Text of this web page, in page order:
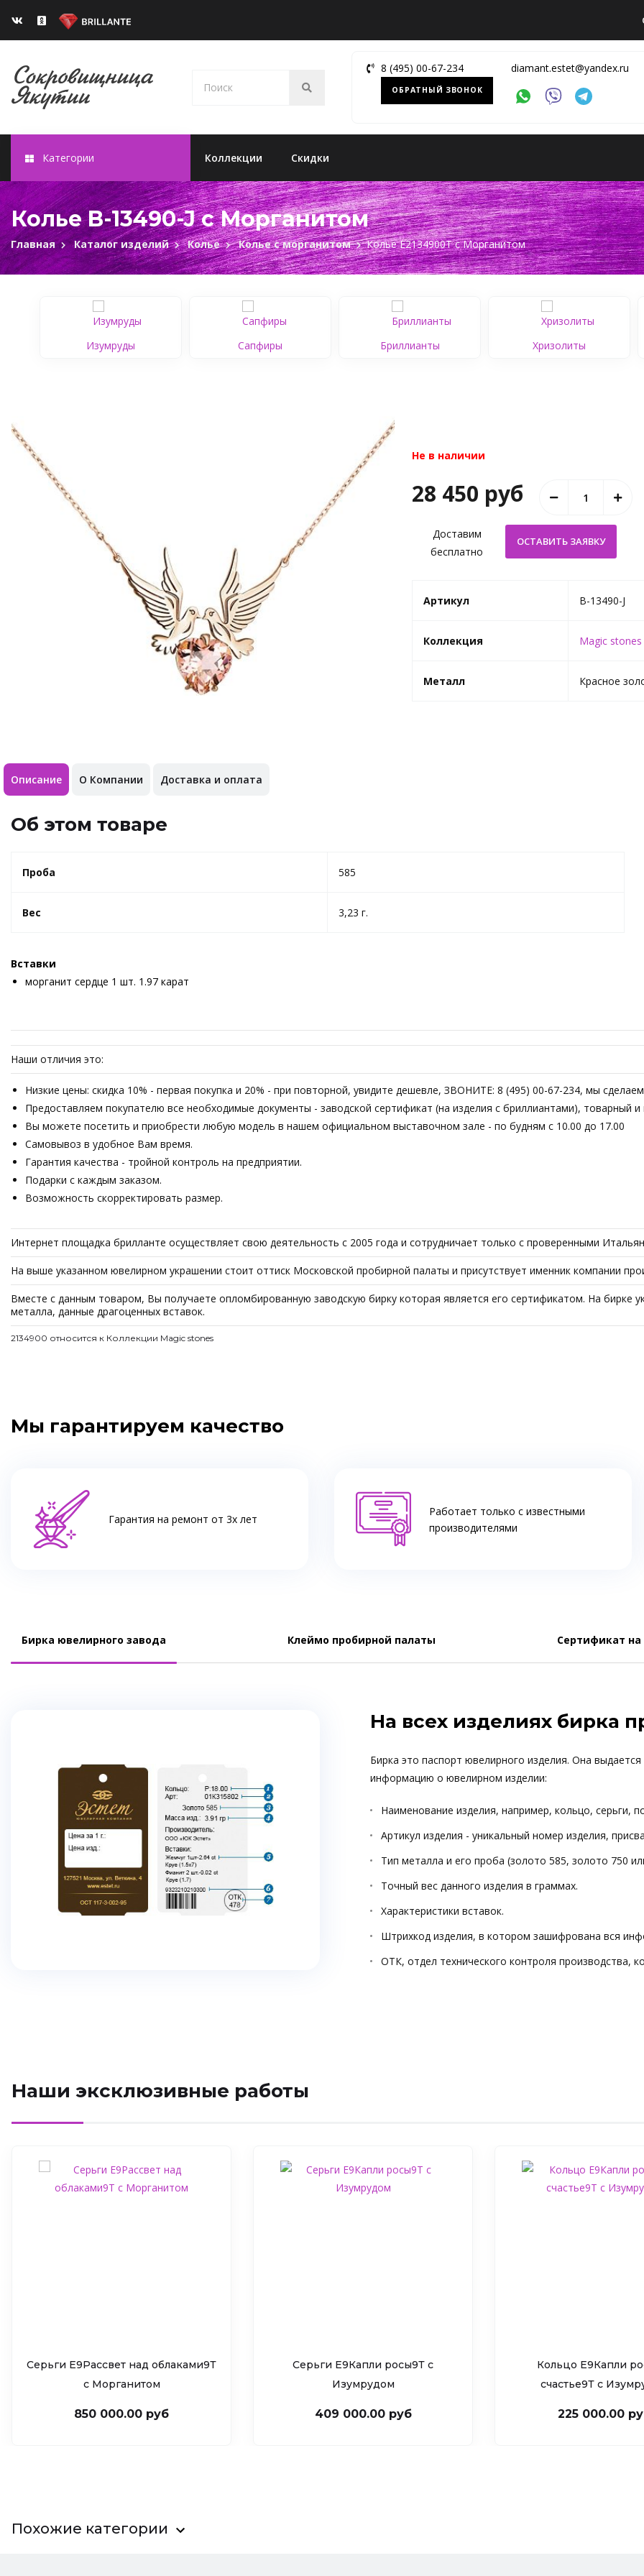
8 (495) 00-67-234
ОБРАТНЫЙ ЗВОНОК
diamant.estet@yandex.ru
Категории Коллекции Скидки
Колье B-13490-J c Морганитом
Главная Каталог изделий Колье Колье с морганитом Колье Е2134900Т c Морганитом
Изумруды Сапфиры Бриллианты Хризолиты
Не в наличии
28 450 руб
Доставим
бесплатно
Артикул B-13490-J
Коллекция Magic stones
Металл Красное
Описание О Компании Доставка и оплата
Об этом товаре
Проба 585
Вес 3,23 г.
Вставки
морганит сердце 1 шт. 1.97 карат
Наши отличия это:
Низкие цены: скидка 10% - первая покупка и 20% - при повторной, увидите дешевле, ЗВОНИТЕ: 8 (495) 00-67-234, мы
Предоставляем покупателю все необходимые документы - заводской сертификат (на изделия с бриллиантами), товарный и
Вы можете посетить и приобрести любую модель в нашем официальном выставочном зале - по будням с 10.00 до 17.00
Самовывоз в удобное Вам время.
Гарантия качества - тройной контроль на предприятии.
Подарки с каждым заказом.
Возможность скорректировать размер.
Интернет площадка брилланте осуществляет свою деятельность с 2005 года и сотрудничает только с проверенными
На выше указанном ювелирном украшении стоит оттиск Московской пробирной палаты и присутствует именник компании
Вместе с данным товаром, Вы получаете опломбированную заводскую бирку которая является его сертификатом. На бирке
металла, данные драгоценных вставок.
2134900 относится к Коллекции Magic stones
Мы гарантируем качество
Гарантия на ремонт от 3х лет
Работает только с известными
производителями
Бирка ювелирного завода Клеймо пробирной палаты Сертификат
На всех изделиях бирка
Бирка это паспорт ювелирного изделия. Она
информацию о ювелирном изделии:
Наименование изделия, например, кольцо, серьги,
Артикул изделия - уникальный номер изделия,
Тип металла и его проба (золото 585, золото 750
Точный вес данного изделия в граммах.
Характеристики вставок.
Штрихкод изделия, в котором зашифрована вся
ОТК, отдел технического контроля производства,
Наши эксклюзивные работы
Серьги Е9Рассвет над облаками9Т
c Морганитом
850 000.00 руб
Серьги Е9Капли росы9Т c
Изумрудом
409 000.00 руб
Кольцо Е9Капли
счастье9Т c
225 000.00
Похожие категории